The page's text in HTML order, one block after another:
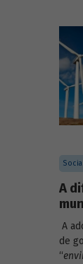
do
A
A
de
“